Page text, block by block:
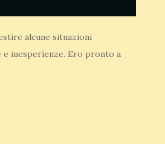
alcune situazioni
e inesperienze. Ero pronto a